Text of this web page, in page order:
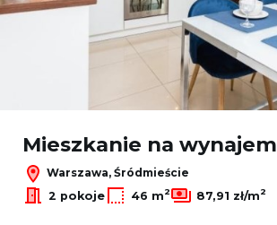
Mieszkanie na wynajem
Warszawa, Śródmieście
2 pokoje
46 m2 87,91 zł/m2